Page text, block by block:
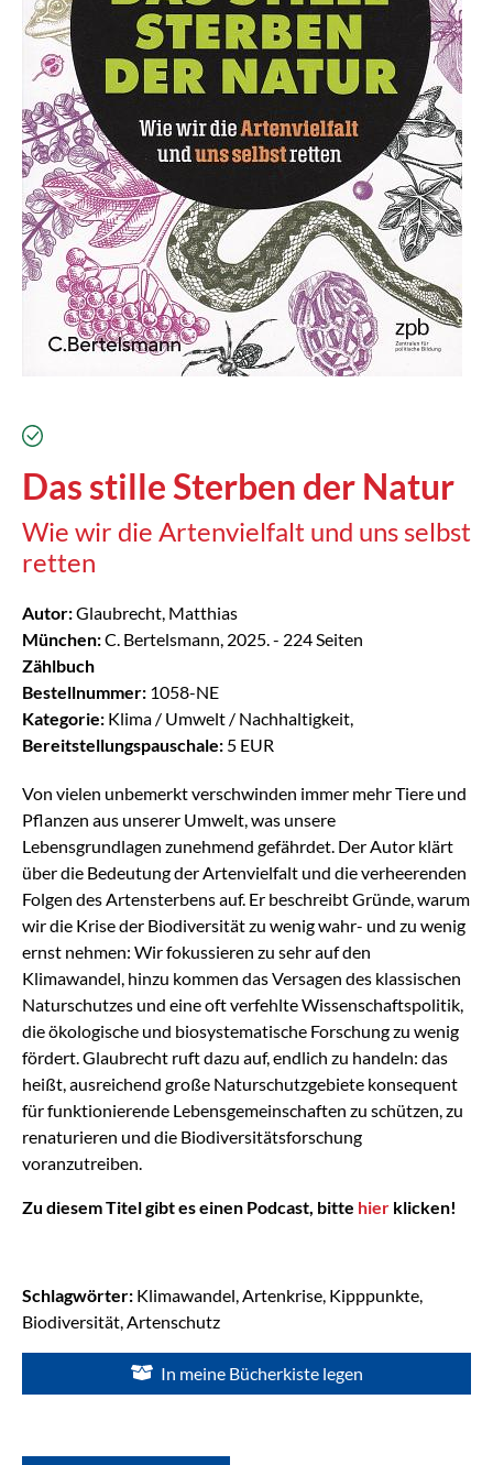
verfügbar
Das stille Sterben der Natur
Wie wir die Artenvielfalt und uns selbst
retten
Autor:Glaubrecht, Matthias
München:C. Bertelsmann, 2025. - 224 Seiten
Zählbuch
Bestellnummer: 1058-NE
Kategorie: Klima / Umwelt / Nachhaltigkeit,
Bereitstellungspauschale: 5 EUR
Von vielen unbemerkt verschwinden immer mehr Tiere und
Pflanzen aus unserer Umwelt, was unsere
Lebensgrundlagen zunehmend gefährdet. Der Autor klärt
über die Bedeutung der Artenvielfalt und die verheerenden
Folgen des Artensterbens auf. Er beschreibt Gründe, warum
wir die Krise der Biodiversität zu wenig wahr- und zu wenig
ernst nehmen: Wir fokussieren zu sehr auf den
Klimawandel, hinzu kommen das Versagen des klassischen
Naturschutzes und eine oft verfehlte Wissenschaftspolitik,
die ökologische und biosystematische Forschung zu wenig
fördert. Glaubrecht ruft dazu auf, endlich zu handeln: das
heißt, ausreichend große Naturschutzgebiete konsequent
für funktionierende Lebensgemeinschaften zu schützen, zu
renaturieren und die Biodiversitätsforschung
voranzutreiben.
Zu diesem Titel gibt es einen Podcast, bitte hier klicken!
Schlagwörter: Klimawandel, Artenkrise, Kipppunkte,
Biodiversität, Artenschutz
In meine Bücherkiste legen